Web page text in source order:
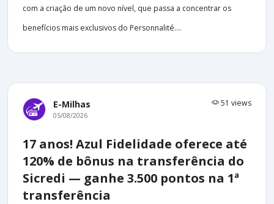
com a criação de um novo nível, que passa a concentrar os
benefícios mais exclusivos do Personnalité....
E-Milhas 51 views
05/08/2026
17 anos! Azul Fidelidade oferece até
120% de bônus na transferência do
Sicredi — ganhe 3.500 pontos na 1ª
transferência